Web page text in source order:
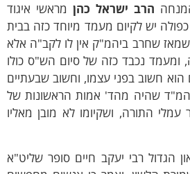
הרב ישראל כהןמראשי איגוד
יש לקיום מעמד מיוחד כזה בבית
שחרב ביהמ"ק אין לו לקב"ה אלא
נכבד כזה של סיום הש"ס כולו
חשוב בפני עצמו, וחשוב שבעתיים
שהיה מהד' אמות הראשונות של
התורה, ושקיומו לא מובן מאליו
רבי יעקב חיים סופר שליט"א